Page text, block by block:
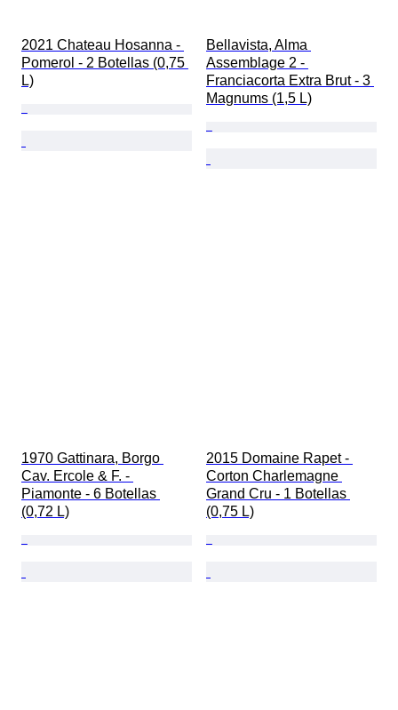
2021 Chateau Hosanna -
Pomerol - 2 Botellas (0,75
L)
Bellavista, Alma
Assemblage 2 -
Franciacorta Extra Brut - 3
Magnums (1,5 L)
1970 Gattinara, Borgo
Cav. Ercole & F. -
Piamonte - 6 Botellas
(0,72 L)
2015 Domaine Rapet -
Corton Charlemagne
Grand Cru - 1 Botellas
(0,75 L)